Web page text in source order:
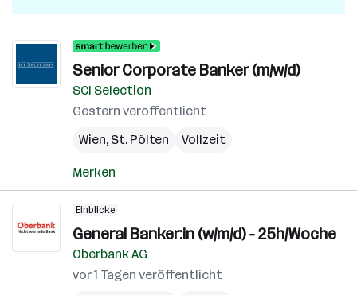
Senior Corporate Banker (m/w/d)
SCI Selection
Gestern veröffentlicht
Wien, St. Pölten Vollzeit
Merken
Einblicke
General Banker:in (w/m/d) - 25h/Woche
Oberbank AG
vor 1 Tagen veröffentlicht